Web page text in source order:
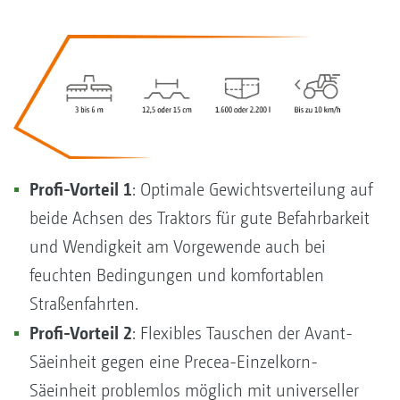
Profi-Vorteil 1: Optimale Gewichtsverteilung auf
beide Achsen des Traktors für gute Befahrbarkeit
und Wendigkeit am Vorgewende auch bei
feuchten Bedingungen und komfortablen
Straßenfahrten.
Profi-Vorteil 2: Flexibles Tauschen der Avant-
Säeinheit gegen eine Precea-Einzelkorn-
Säeinheit problemlos möglich mit universeller